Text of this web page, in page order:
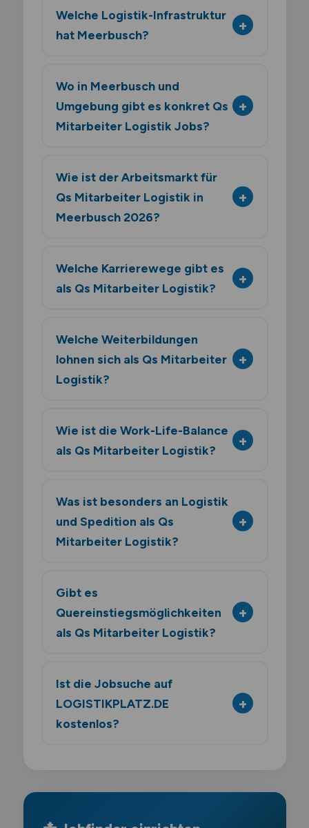
Welche Logistik-Infrastruktur
hat Meerbusch?
Wo in Meerbusch und
Umgebung gibt es konkret Qs
Mitarbeiter Logistik Jobs?
Wie ist der Arbeitsmarkt für
Qs Mitarbeiter Logistik in
Meerbusch 2026?
Welche Karrierewege gibt es
als Qs Mitarbeiter Logistik?
Welche Weiterbildungen
lohnen sich als Qs Mitarbeiter
Logistik?
Wie ist die Work-Life-Balance
als Qs Mitarbeiter Logistik?
Was ist besonders an Logistik
und Spedition als Qs
Mitarbeiter Logistik?
Gibt es
Quereinstiegsmöglichkeiten
als Qs Mitarbeiter Logistik?
Ist die Jobsuche auf
LOGISTIKPLATZ.DE
kostenlos?